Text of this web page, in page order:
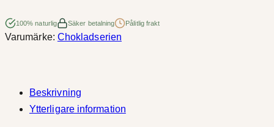
100% naturlig Säker betalning Pålitlig frakt
Varumärke: Chokladserien
Beskrivning
Ytterligare information